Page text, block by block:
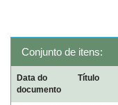
Conjunto de itens:
Data do
documento
Título